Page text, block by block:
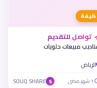
تواصل للتقديم
مبيعات حلويات
الرياض
S
SOUQ SHARE